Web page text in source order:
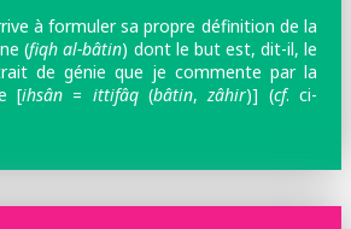
à formuler sa propre définition de la
(fiqh al-bâtin) dont le but est, dit-il, le
de génie que je commente par la
[ihsân = ittifâq(bâtin,zâhir)] (cf. ci-